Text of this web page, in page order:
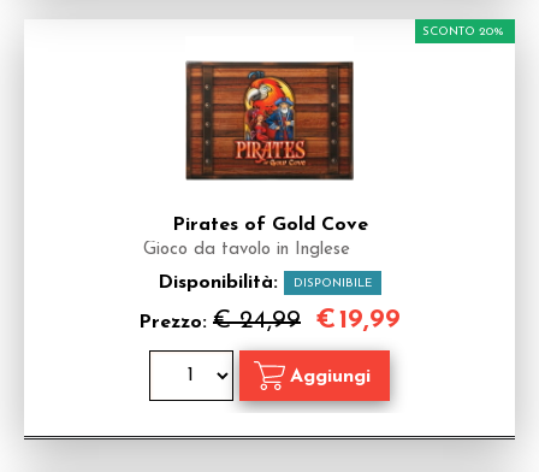
Pirates of Gold Cove
Gioco da tavolo in Inglese
Disponibilità: DISPONIBILE
Prezzo: € 24,99
SCONTO 20%
€19,99